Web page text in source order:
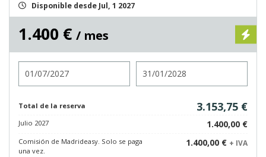
Disponible desde Jul, 1 2027
1.400 € / mes
Total de la reserva 3.153,75 €
Julio 2027 1.400,00 €
Comisión de Madrideasy. Solo se paga
una vez.
1.400,00 € + IVA